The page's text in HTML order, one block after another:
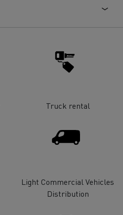
Truck rental
Light Commercial Vehicles
Distribution